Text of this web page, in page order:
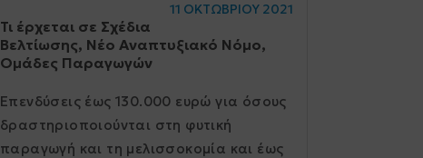
11 ΟΚΤΩΒΡΙΟΥ 2021
Τι έρχεται σε Σχέδια
Βελτίωσης, Νέο Αναπτυξιακό Νόμο,
Ομάδες Παραγωγών
Επενδύσεις έως 130.000 ευρώ για όσους
δραστηριοποιούνται στη φυτική
παραγωγή και τη µελισσοκοµία και έως